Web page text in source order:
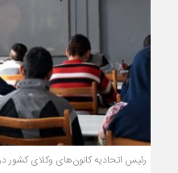
رئیس اتحادیه کانون‌های وکلای کشور